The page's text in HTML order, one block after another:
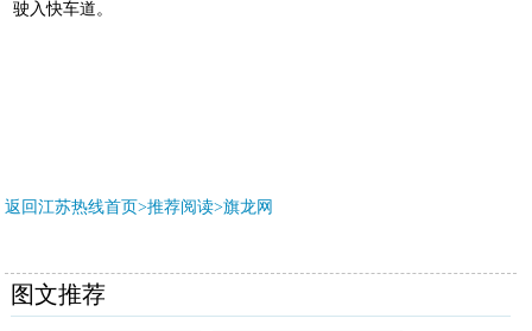
驶入快车道。
返回江苏热线首页>推荐阅读>旗龙网
图文推荐